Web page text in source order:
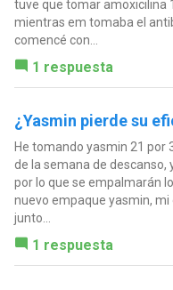
tuve que tomar amoxicilina
mientras em tomaba el
comencé con...
1 respuesta
¿Yasmin pierde su
He tomando yasmin 21 por
de la semana de descanso,
por lo que se empalmarán
nuevo empaque yasmin,
junto...
1 respuesta